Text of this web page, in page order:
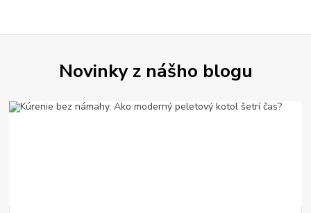
Novinky z nášho blogu